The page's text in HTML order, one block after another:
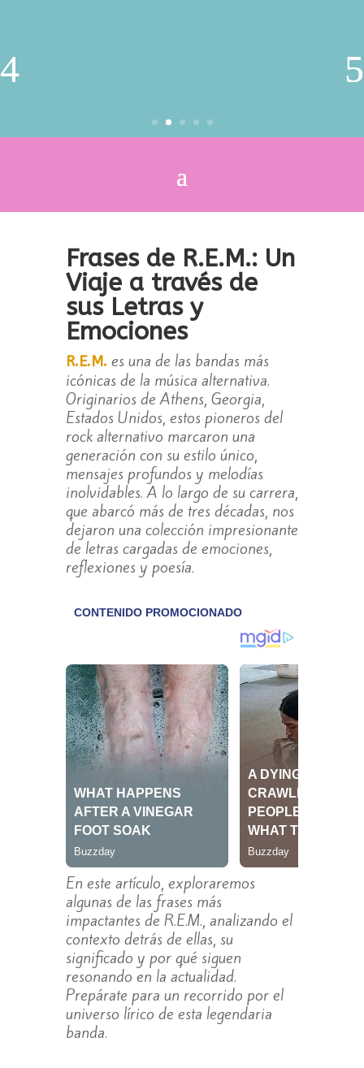
Frases de R.E.M.: Un
Viaje a través de
sus Letras y
Emociones
R.E.M. es una de las bandas más
icónicas de la música alternativa.
Originarios de Athens, Georgia,
Estados Unidos, estos pioneros del
rock alternativo marcaron una
generación con su estilo único,
mensajes profundos y melodías
inolvidables. A lo largo de su carrera,
que abarcó más de tres décadas, nos
dejaron una colección impresionante
de letras cargadas de emociones,
reflexiones y poesía.
En este artículo, exploraremos
algunas de las frases más
impactantes de R.E.M., analizando el
contexto detrás de ellas, su
significado y por qué siguen
resonando en la actualidad.
Prepárate para un recorrido por el
universo lírico de esta legendaria
banda.